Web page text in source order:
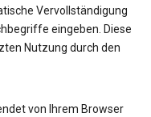
Vervollständigung
eingeben. Diese
Nutzung durch den
von Ihrem Browser